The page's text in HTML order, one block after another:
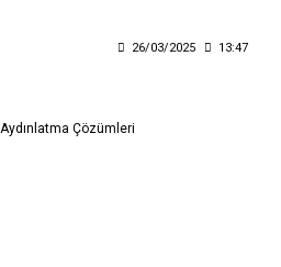
26/03/2025 13:47